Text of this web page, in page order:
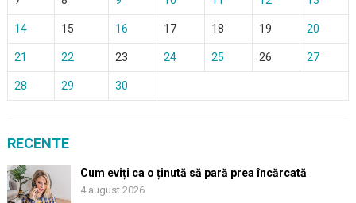
14 15 16 17 18 19 20
21 22 23 24 25 26 27
28 29 30
RECENTE
Cum eviți ca o ținută să pară prea încărcată
4 august 2026